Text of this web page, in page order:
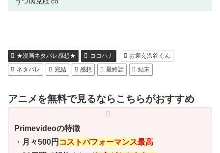
★漫画ネタバレ感想★ ココハナ
お迎え渋谷くん
ネタバレ
完結 感想 最終話 結末
アニメを無料で見るならこちらがおすすめ
Primevideoの特徴
・ 月々500円 コストパフォーマンス最高